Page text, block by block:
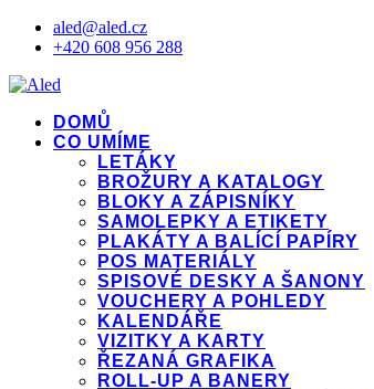
aled@aled.cz
+420 608 956 288
DOMŮ
CO UMÍME
LETÁKY
BROŽURY A KATALOGY
BLOKY A ZÁPISNÍKY
SAMOLEPKY A ETIKETY
PLAKÁTY A BALÍCÍ PAPÍRY
POS MATERIÁLY
SPISOVÉ DESKY A ŠANONY
VOUCHERY A POHLEDY
KALENDÁŘE
VIZITKY A KARTY
ŘEZANÁ GRAFIKA
ROLL-UP A BANERY